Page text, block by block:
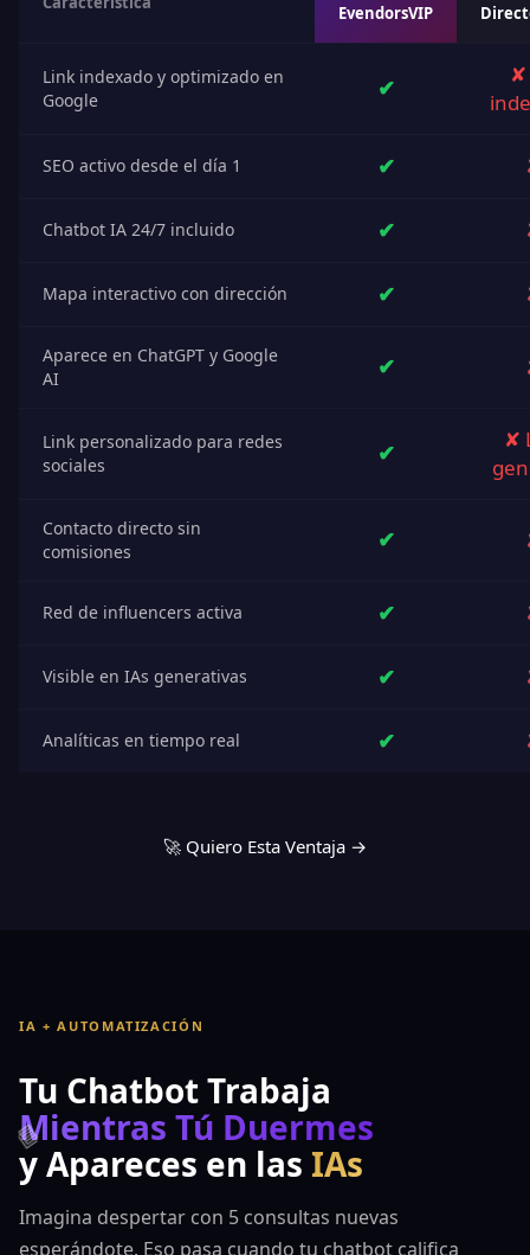
🎵
EvendorsVIP
Link indexado y optimizado en
Google
✔
✘
SEO activo desde el día 1 ✔
Chatbot IA 24/7 incluido ✔
Mapa interactivo con dirección ✔
Aparece en ChatGPT y Google
AI
✔
Link personalizado para redes
sociales
✔
✘
Contacto directo sin
comisiones
✔
Red de influencers activa ✔
Visible en IAs generativas ✔
Analíticas en tiempo real ✔
🚀 Quiero Esta Ventaja →
IA + AUTOMATIZACIÓN
Tu Chatbot Trabaja
Mientras Tú Duermes
y Apareces en las IAs
Imagina despertar con 5 consultas nuevas
esperándote. Eso pasa cuando tu chatbot califica